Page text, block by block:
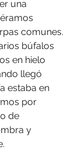
una
comunes.
búfalos
en hielo
llegó
estaba en
por
de
y